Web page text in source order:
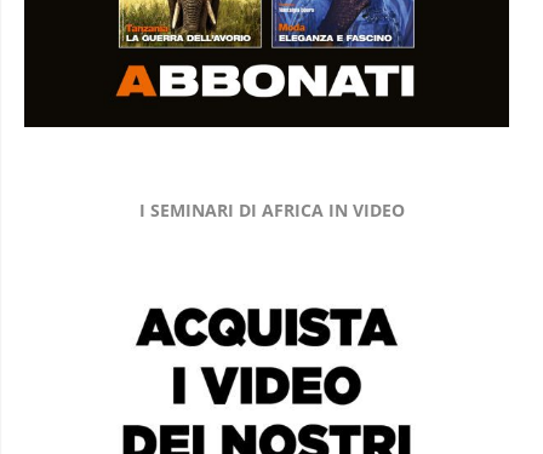
I SEMINARI DI AFRICA IN VIDEO